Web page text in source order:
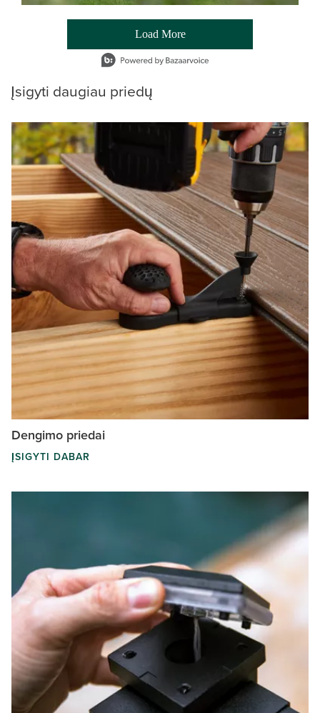
Load More
- Media Gallery
1 of 54 total items loaded in Media Gallery
Įsigyti daugiau priedų
Dengimo priedai
ĮSIGYTI DABAR